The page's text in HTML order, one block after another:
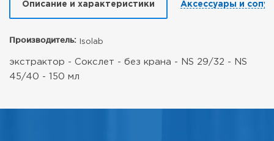
Описание и характеристики Аксессуары и
Производитель: Isolab
экстрактор - Сокслет - без крана - NS 29/32 - NS
45/40 - 150 мл